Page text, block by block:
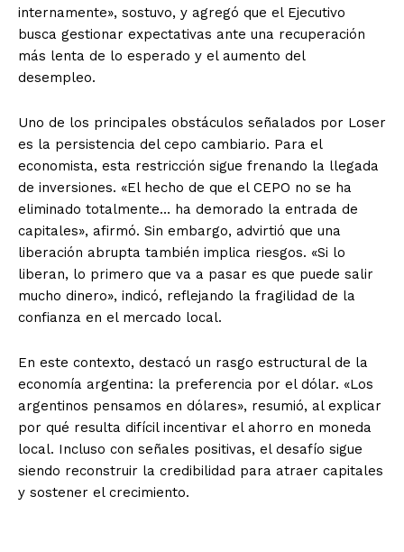
internamente», sostuvo, y agregó que el Ejecutivo
busca gestionar expectativas ante una recuperación
más lenta de lo esperado y el aumento del
desempleo.
Uno de los principales obstáculos señalados por Loser
es la persistencia del cepo cambiario. Para el
economista, esta restricción sigue frenando la llegada
de inversiones. «El hecho de que el CEPO no se ha
eliminado totalmente… ha demorado la entrada de
capitales», afirmó. Sin embargo, advirtió que una
liberación abrupta también implica riesgos. «Si lo
liberan, lo primero que va a pasar es que puede salir
mucho dinero», indicó, reflejando la fragilidad de la
confianza en el mercado local.
En este contexto, destacó un rasgo estructural de la
economía argentina: la preferencia por el dólar. «Los
argentinos pensamos en dólares», resumió, al explicar
por qué resulta difícil incentivar el ahorro en moneda
local. Incluso con señales positivas, el desafío sigue
siendo reconstruir la credibilidad para atraer capitales
y sostener el crecimiento.